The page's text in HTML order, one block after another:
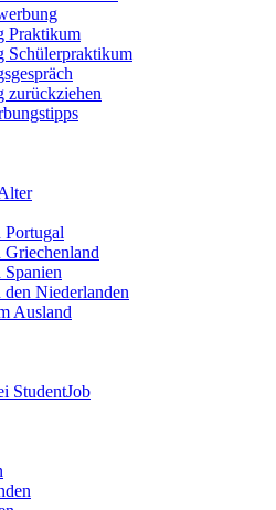
Praktikum
Schülerpraktikum
zurückziehen
Niederlanden
Ausland
StudentJob